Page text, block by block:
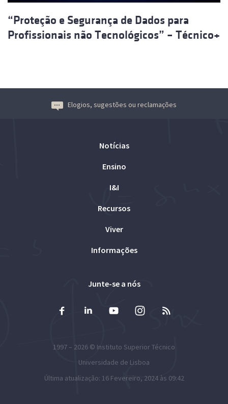
“Proteção e Segurança de Dados para
Profissionais não Tecnológicos” – Técnico+
Elogios, sugestões ou reclamações
Notícias
Ensino
I&I
Recursos
Viver
Informações
Junte-se a nós
1997 – 2026 © Instituto Superior Técnico
Universidade de Lisboa
Última atualização: 16 Fevereiro, 2024 às 09:42